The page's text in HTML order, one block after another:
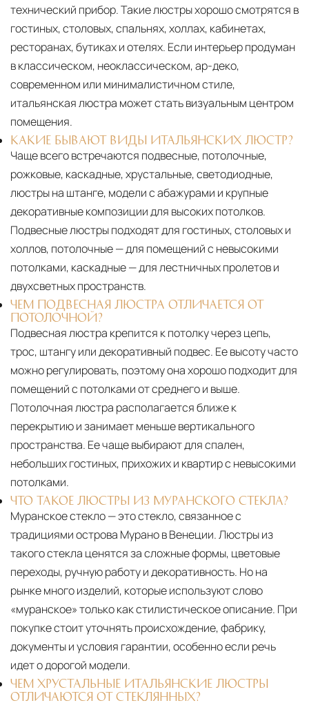
технический прибор. Такие люстры хорошо смотрятся в
гостиных, столовых, спальнях, холлах, кабинетах,
ресторанах, бутиках и отелях. Если интерьер продуман
в классическом, неоклассическом, ар-деко,
современном или минималистичном стиле,
итальянская люстра может стать визуальным центром
помещения.
КАКИЕ БЫВАЮТ ВИДЫ ИТАЛЬЯНСКИХ ЛЮСТР?
Чаще всего встречаются подвесные, потолочные,
рожковые, каскадные, хрустальные, светодиодные,
люстры на штанге, модели с абажурами и крупные
декоративные композиции для высоких потолков.
Подвесные люстры подходят для гостиных, столовых и
холлов, потолочные — для помещений с невысокими
потолками, каскадные — для лестничных пролетов и
двухсветных пространств.
ЧЕМ ПОДВЕСНАЯ ЛЮСТРА ОТЛИЧАЕТСЯ ОТ
ПОТОЛОЧНОЙ?
Подвесная люстра крепится к потолку через цепь,
трос, штангу или декоративный подвес. Ее высоту часто
можно регулировать, поэтому она хорошо подходит для
помещений с потолками от среднего и выше.
Потолочная люстра располагается ближе к
перекрытию и занимает меньше вертикального
пространства. Ее чаще выбирают для спален,
небольших гостиных, прихожих и квартир с невысокими
потолками.
ЧТО ТАКОЕ ЛЮСТРЫ ИЗ МУРАНСКОГО СТЕКЛА?
Муранское стекло — это стекло, связанное с
традициями острова Мурано в Венеции. Люстры из
такого стекла ценятся за сложные формы, цветовые
переходы, ручную работу и декоративность. Но на
рынке много изделий, которые используют слово
«муранское» только как стилистическое описание. При
покупке стоит уточнять происхождение, фабрику,
документы и условия гарантии, особенно если речь
идет о дорогой модели.
ЧЕМ ХРУСТАЛЬНЫЕ ИТАЛЬЯНСКИЕ ЛЮСТРЫ
ОТЛИЧАЮТСЯ ОТ СТЕКЛЯННЫХ?